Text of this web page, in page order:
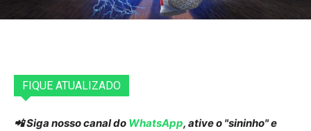
FIQUE ATUALIZADO
📲 Siga nosso canal do WhatsApp, ative o "sininho" e